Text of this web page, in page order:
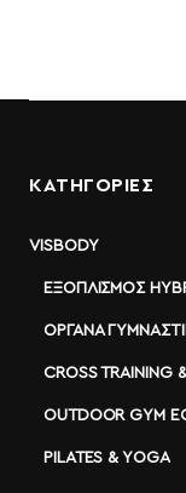
ΚΑΤΗΓΟΡΙΕΣ
VISBODY
ΌΡΓΑΝΑ
PILATES & YOGA